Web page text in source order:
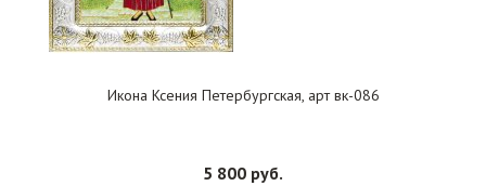
Икона Ксения Петербургская, арт вк-086
5 800 руб.